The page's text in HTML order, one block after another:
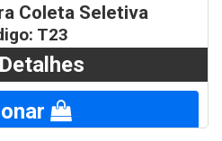
Coleta Seletiva
T23